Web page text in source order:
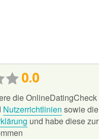
0.0
die OnlineDatingCheck
Nutzerrichtlinien sowie die
und habe diese zur